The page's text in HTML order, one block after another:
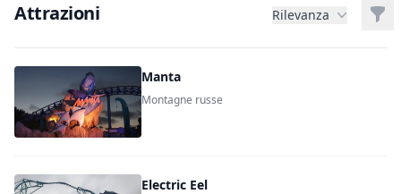
Attrazioni Rilevanza
Manta
Montagne russe
Electric Eel